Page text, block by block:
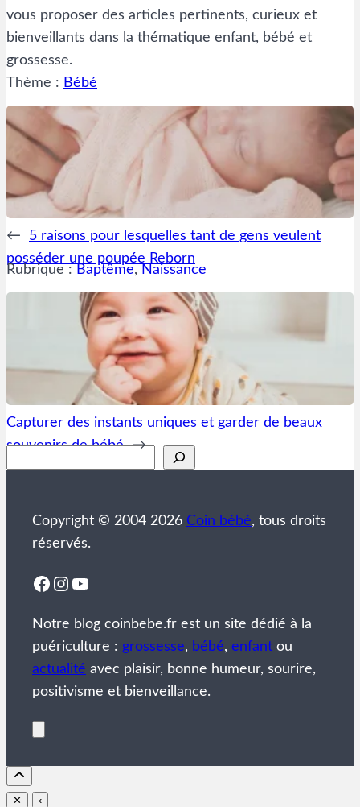
vous proposer des articles pertinents, curieux et
bienveillants dans la thématique enfant, bébé et
grossesse.
Thème : Bébé
←
5 raisons pour lesquelles tant de gens veulent
posséder une poupée Reborn
Rubrique : Baptême, Naissance
Capturer des instants uniques et garder de beaux
souvenirs de bébé →
Copyright © 2004 2026 Coin bébé, tous droits
réservés.
Facebook
Instagram
YouTube
Notre blog coinbebe.fr est un site dédié à la
puériculture : grossesse, bébé, enfant ou
actualité avec plaisir, bonne humeur, sourire,
positivisme et bienveillance.
✕ ‹